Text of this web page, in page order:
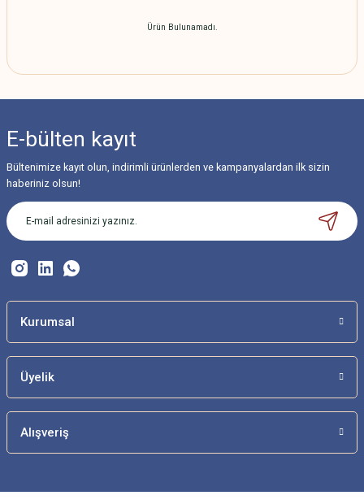
Ürün Bulunamadı.
E-bülten kayıt
Bültenimize kayıt olun, indirimli ürünlerden ve kampanyalardan ilk sizin
haberiniz olsun!
Kurumsal
Üyelik
Alışveriş